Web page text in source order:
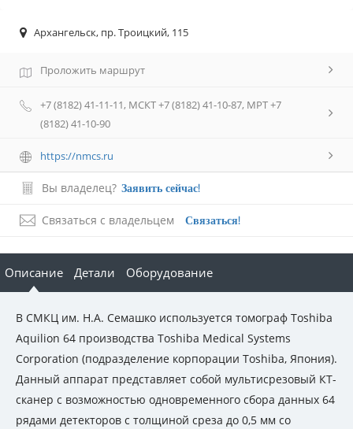
Архангельск, пр. Троицкий, 115
Проложить маршрут
+7 (8182) 41-11-11, МСКТ +7 (8182) 41-10-87, МРТ +7
(8182) 41-10-90
https://nmcs.ru
Вы владелец? Заявить сейчас!
Связаться с владельцем Связаться!
Описание Детали Оборудование
В СМКЦ им. Н.А. Семашко используется томограф Toshiba
Aquilion 64 производства Toshiba Medical Systems
Corporation (подразделение корпорации Toshiba, Япония).
Данный аппарат представляет собой мультисрезовый КТ-
сканер с возможностью одновременного сбора данных 64
рядами детекторов с толщиной среза до 0,5 мм со